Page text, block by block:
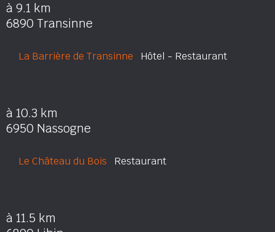
à 9.1 km
6890 Transinne
La Barrière de Transinne Hôtel - Restaurant
à 10.3 km
6950 Nassogne
Le Château du Bois Restaurant
à 11.5 km